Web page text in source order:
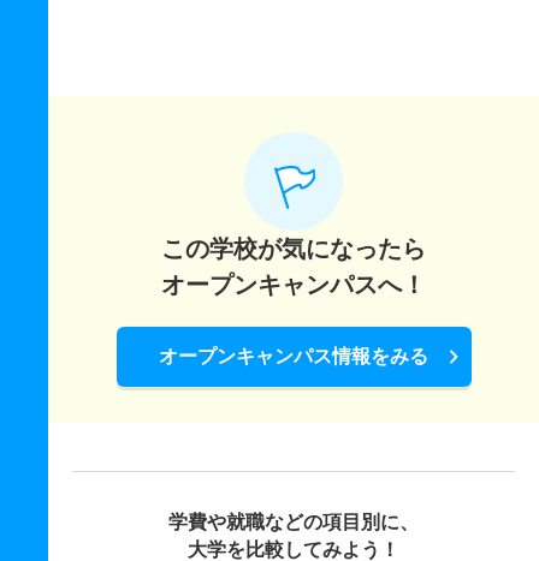
この学校が気になったら
オープンキャンパスへ！
オープンキャンパス情報をみる
学費や就職などの項目別に、
大学を比較してみよう！